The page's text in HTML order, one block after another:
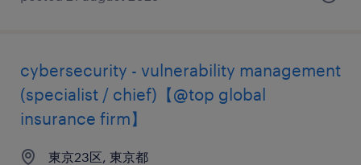
cybersecurity - vulnerability management
(specialist / chief)【@top global
insurance firm】
東京23区, 東京都